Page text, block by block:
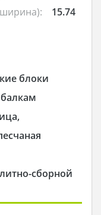
15.74
блоки
сборной